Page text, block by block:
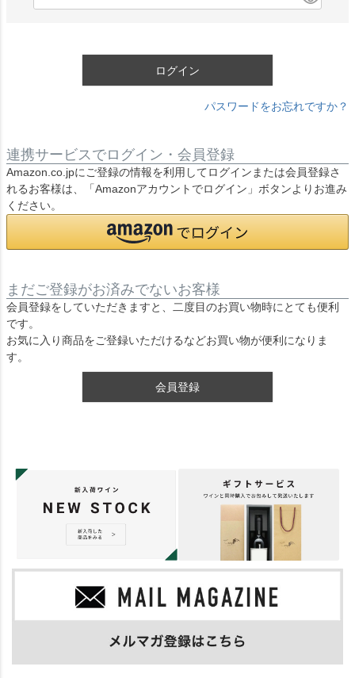
ログイン
パスワードをお忘れですか？
連携サービスでログイン・会員登録
Amazon.co.jpにご登録の情報を利用してログインまたは会員登録さ
れるお客様は、「Amazonアカウントでログイン」ボタンよりお進み
ください。
まだご登録がお済みでないお客様
会員登録をしていただきますと、二度目のお買い物時にとても便利
です。
お気に入り商品をご登録いただけるなどお買い物が便利になりま
す。
会員登録